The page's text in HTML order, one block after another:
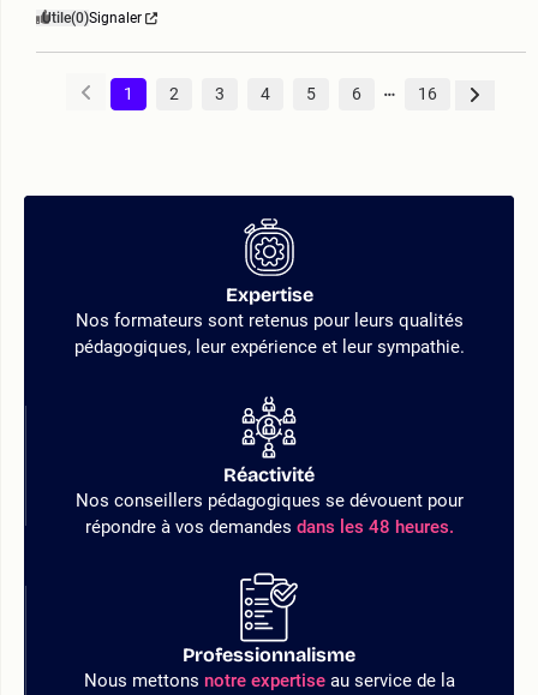
Utile(0)Signaler
1 2 3 4 5 6 16
Expertise
Nos formateurs sont retenus pour leurs qualités
pédagogiques, leur expérience et leur sympathie.
Réactivité
Nos conseillers pédagogiques se dévouent pour
répondre à vos demandes dans les 48 heures.
Professionnalisme
Nous mettons notre expertiseau service de la